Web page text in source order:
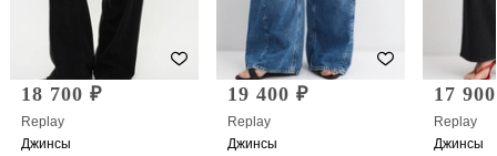
18 700 ₽
Replay
Джинсы
19 400 ₽
Replay
Джинсы
17
Replay
Джинсы